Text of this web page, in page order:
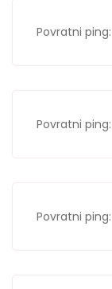
Povratni ping:
Povratni ping:
Povratni ping: